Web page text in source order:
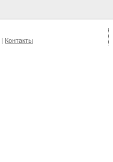
| Контакты